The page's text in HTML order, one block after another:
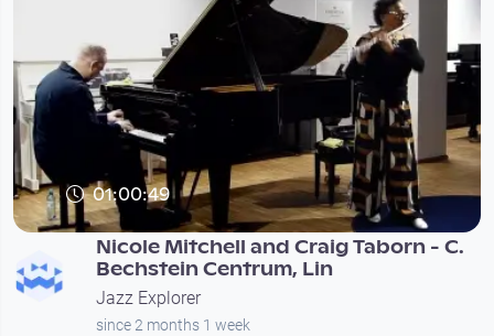
01:00:49
Nicole Mitchell and Craig Taborn - C.
Bechstein Centrum, Lin
Jazz Explorer
since 2 months 1 week